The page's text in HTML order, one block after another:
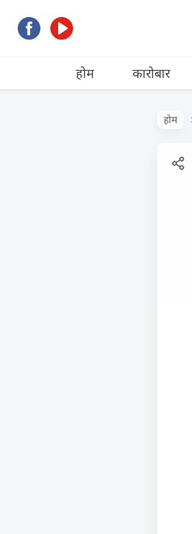
होम कारोबार
होम